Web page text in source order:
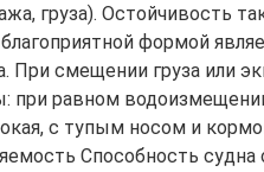
груза). Остойчивость
формой
При смещении груза или
при равном
с тупым носом и
Способность судна